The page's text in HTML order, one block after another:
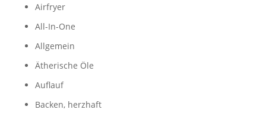
Airfryer
All-In-One
Allgemein
Ätherische Öle
Auflauf
Backen, herzhaft